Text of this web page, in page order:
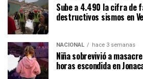
Sube a 4.490 la cifra de
destructivos sismos en
NACIONAL hace 3 semanas
Niña sobrevivió a
horas escondida en